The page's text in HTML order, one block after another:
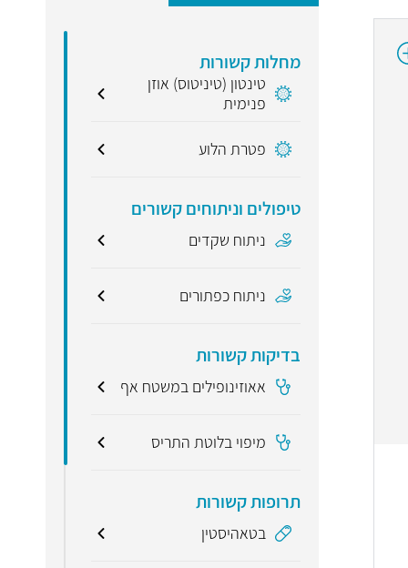
מחלות קשורות
טינטון (טיניטוס) אוזן
פנימית
פטרת הלוע
טיפולים וניתוחים קשורים
ניתוח שקדים
ניתוח כפתורים
בדיקות קשורות
אאוזינופילים במשטח אף
מיפוי בלוטת התריס
תרופות קשורות
בטאהיסטין